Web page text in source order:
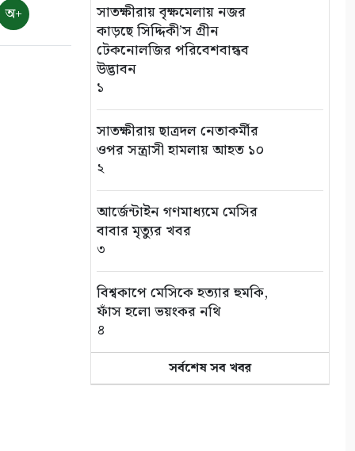
অ+
সাতক্ষীরায় বৃক্ষমেলায় নজর
কাড়ছে সিদ্দিকী’স গ্রীন
টেকনোলজির পরিবেশবান্ধব
উদ্ভাবন
১
সাতক্ষীরায় ছাত্রদল নেতাকর্মীর
ওপর সন্ত্রাসী হামলায় আহত ১০
২
আর্জেন্টাইন গণমাধ্যমে মেসির
বাবার মৃত্যুর খবর
৩
বিশ্বকাপে মেসিকে হত্যার হুমকি,
ফাঁস হলো ভয়ংকর নথি
৪
হাড়ে ছড়িয়ে পড়েছে বাইডেনের
ক্যান্সার, যন্ত্রণায় ভুগছেন সাবেক
সর্বশেষ সব খবর